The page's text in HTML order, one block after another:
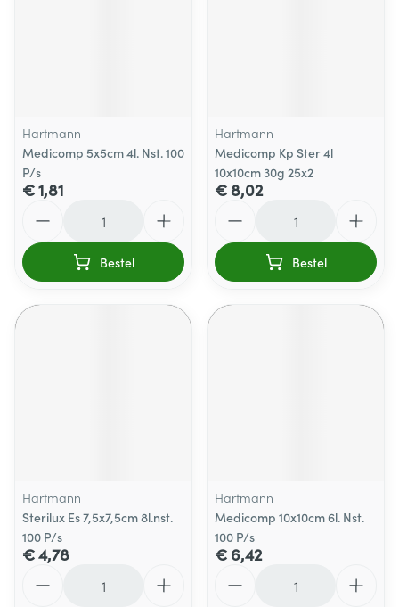
Hartmann
Medicomp 5x5cm 4l. Nst. 100
P/s
€ 1,81
Bestel
Hartmann
Medicomp Kp Ster 4l
10x10cm 30g 25x2
€ 8,02
Bestel
Hartmann
Sterilux Es 7,5x7,5cm 8l.nst.
100 P/s
€ 4,78
Hartmann
Medicomp 10x10cm 6l. Nst.
100 P/s
€ 6,42